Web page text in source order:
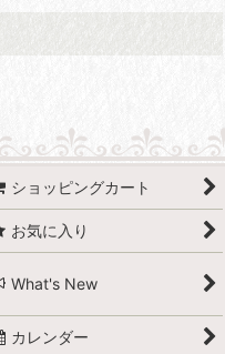
ショッピングカート
お気に入り
What's New
カレンダー